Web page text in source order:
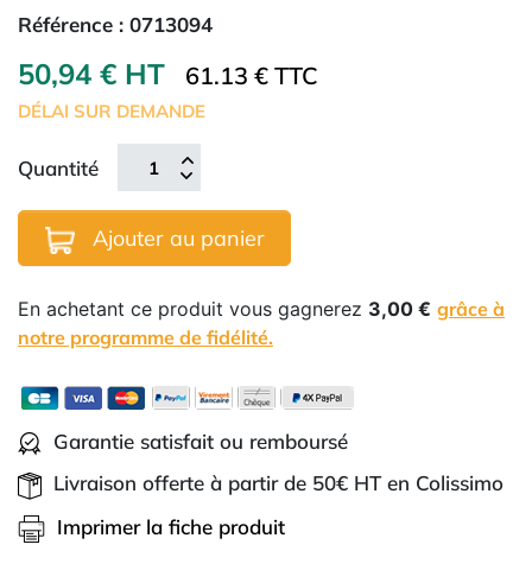
Référence : 0713094
50,94 € HT 61.13 € TTC
DÉLAI SUR DEMANDE
Quantité
Ajouter au panier
En achetant ce produit vous gagnerez 3,00 € grâce à
notre programme de fidélité.
Garantie satisfait ou remboursé
Livraison offerte à partir de 50€ HT en Colissimo
Imprimer la fiche produit